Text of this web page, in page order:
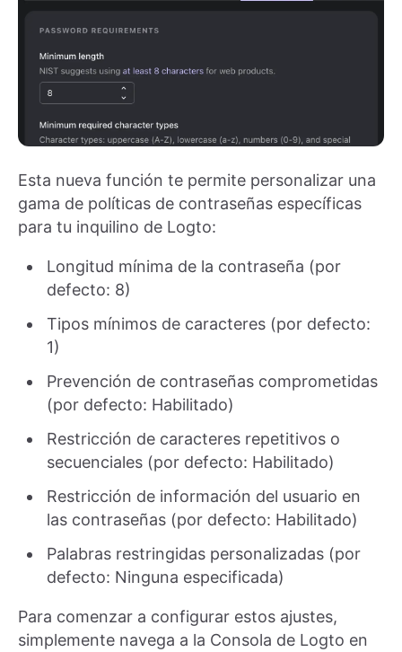
Esta nueva función te permite personalizar una
gama de políticas de contraseñas específicas
para tu inquilino de Logto:
Longitud mínima de la contraseña (por
defecto: 8)
Tipos mínimos de caracteres (por defecto:
1)
Prevención de contraseñas comprometidas
(por defecto: Habilitado)
Restricción de caracteres repetitivos o
secuenciales (por defecto: Habilitado)
Restricción de información del usuario en
las contraseñas (por defecto: Habilitado)
Palabras restringidas personalizadas (por
defecto: Ninguna especificada)
Para comenzar a configurar estos ajustes,
simplemente navega a la Consola de Logto en